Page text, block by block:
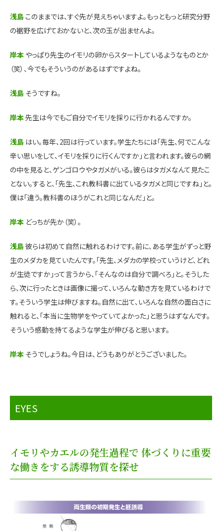
浅島 このままでは、すぐ先が見えちゃいますよ。もっともっと研究分野
の裾野を広げておかないと、次の玉が出ませんよ。
岸本 やっぱり先生のイモリの卵からスタートしているようなものとか
（笑）、今でもそういうのがあるはずですよね。
浅島 そうですね。
岸本先生は今でもご自分でイモリを採りに行かれるんですか。
浅島 はい。毎年、2回は行っています。学生たちには「先生、何でこんな
辛い思いをして、イモリを採りに行くんですか」と言われます。彼らの網
の中を見ると、ゲンゴロウやタガメがいる。彼らはタガメなんて見たこ
とない。すると、「先生、これ教科書に出ているタガメと同じですね」と。
僕は「違う。教科書のほうがこれと同じなんだ」と。
岸本 どっちが先か（笑）。
浅島彼らは初めて自然に触れるわけです。前に、ある学生がずっと野
生のメダカを見ていたんです。「先生、メダカの学校っていうけど、どれ
が生徒ですか」って言うから、「そんなのは自分で調べろ」と。そうした
ら、次に行ったときは画像に撮って、いろんな動き方を見ているわけで
す。そういう学生は伸びますね。自然に出て、いろんな自然の面白さに
触れると、「本当に生物学をやっていてよかった」と思うはずなんです。
そういう感動を持てるような学生が伸びると思います。
岸本 そうでしょうね。今日は、どうもありがとうございました。
EYES
イモリやカエルの発生過程で 体づくりに重要
な働きをする誘導物質を探せ